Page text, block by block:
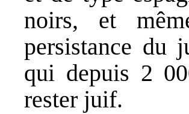
noirs, et
persistance du
qui depuis 2
rester juif.